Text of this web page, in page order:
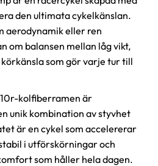
den ultimata cykelkänslan.
aerodynamik eller ren
om balansen mellan låg vikt,
som gör varje tur till
kolfiberramen är
unik kombination av styvhet
är en cykel som accelererar
i utförskörningar och
som håller hela dagen.